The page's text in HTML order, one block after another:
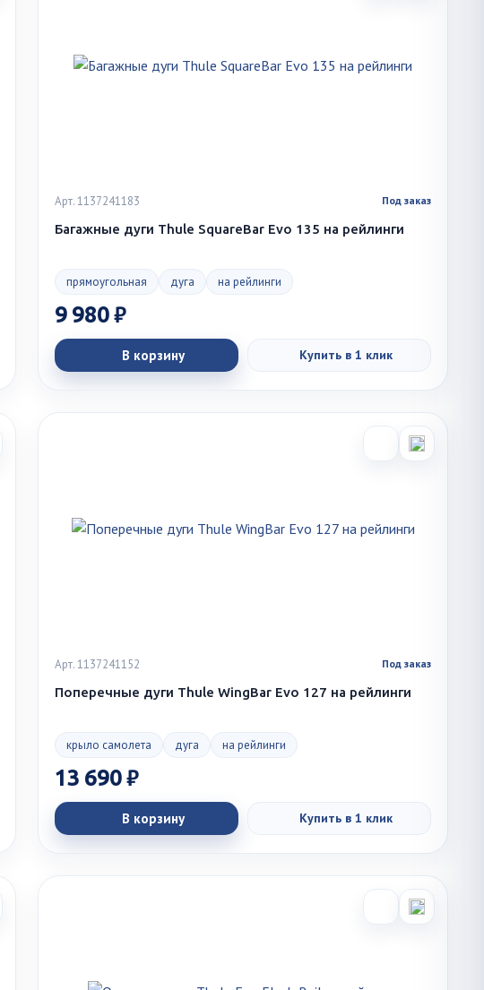
Арт. 1137241183 Под заказ
Багажные дуги Thule SquareBar Evo 135 на рейлинги
прямоугольная дуга на рейлинги
9 980 ₽
В корзину Купить в 1 клик
Арт. 1137241152 Под заказ
Поперечные дуги Thule WingBar Evo 127 на рейлинги
крыло самолета дуга на рейлинги
13 690 ₽
В корзину Купить в 1 клик